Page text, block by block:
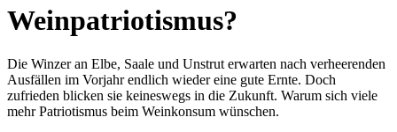
Weinpatriotismus?
Die Winzer an Elbe, Saale und Unstrut erwarten nach verheerenden
Ausfällen im Vorjahr endlich wieder eine gute Ernte. Doch
zufrieden blicken sie keineswegs in die Zukunft. Warum sich viele
mehr Patriotismus beim Weinkonsum wünschen.